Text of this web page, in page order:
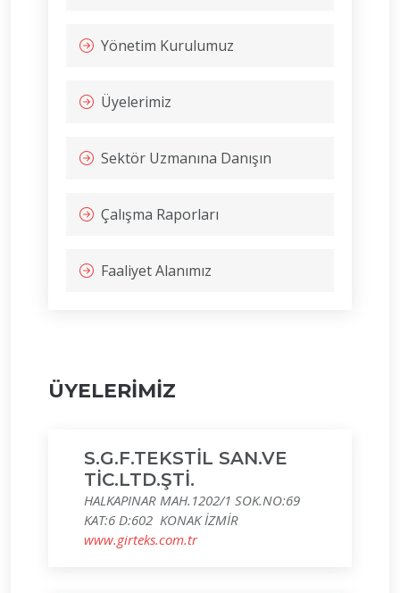
Yönetim Kurulumuz
Üyelerimiz
Sektör Uzmanına Danışın
Çalışma Raporları
Faaliyet Alanımız
ÜYELERİMİZ
S.G.F.TEKSTİL SAN.VE
TİC.LTD.ŞTİ.
HALKAPINAR MAH.1202/1 SOK.NO:69
KAT:6 D:602 KONAK İZMİR
www.girteks.com.tr